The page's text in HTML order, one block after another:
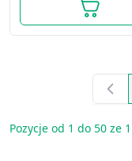
Pozycje od 1 do 50 ze